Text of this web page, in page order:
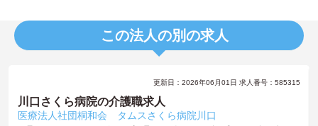
この法人の別の求人
更新日：2026年06月01日 求人番号：585315
川口さくら病院の介護職求人
医療法人社団桐和会 タムスさくら病院川口